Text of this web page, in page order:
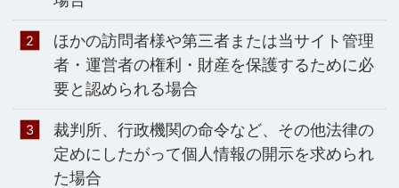
ほかの訪問者様や第三者または当サイト管理
者・運営者の権利・財産を保護するために必
要と認められる場合
裁判所、行政機関の命令など、その他法律の
定めにしたがって個人情報の開示を求められ
た場合